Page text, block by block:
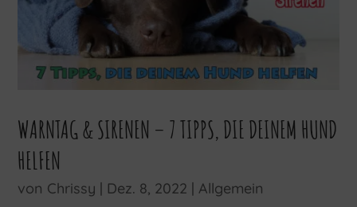
WARNTAG & SIRENEN – 7 TIPPS, DIE DEINEM HUND
HELFEN
von Chrissy | Dez. 8, 2022 | Allgemein